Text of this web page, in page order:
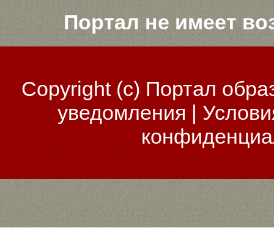
Портал не имеет
Copyright (c)Портал
уведомления |